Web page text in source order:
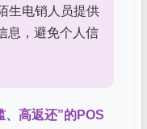
生电销人员提供
息，避免个人信
、高返还”的POS